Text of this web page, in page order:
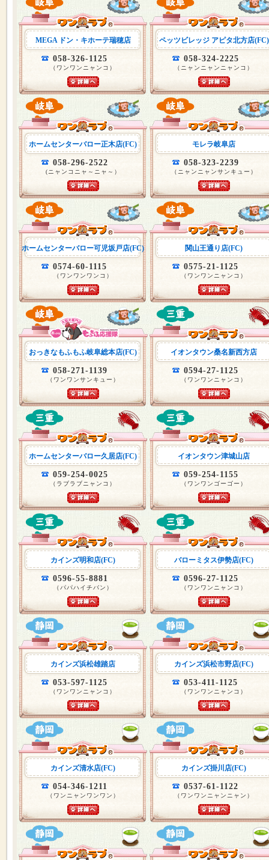
MEGA ドン・キホーテ瑞穂店
058-326-1125
（ワンワンニャンコ）
ペッツビレッジ アピタ北方店(FC)
058-324-2225
（ニャンニャンニャンコ）
ホームセンターバロー正木店(FC)
058-296-2522
(ニャンコニャ～ニャ～）
モレラ岐阜店
058-323-2239
（ニャンニャンサンキュー）
ホームセンターバロー可児坂戸店(FC)
0574-60-1115
（ワンワンワンコ）
関山王通り店(FC)
0575-21-1125
（ワンワンニャンコ）
おっきなもふもふ岐阜総本店(FC)
058-271-1139
（ワンワンサンキュー）
イオンタウン桑名新西方店
0594-27-1125
（ワンワンニャンコ）
ホームセンターバロー久居店(FC)
059-254-0025
（ラブラブニャンコ）
イオンタウン津城山店
059-254-1155
（ワンワンゴーゴー）
カインズ明和店(FC)
0596-55-8881
（パパハイチバン）
バローミタス伊勢店(FC)
0596-27-1125
（ワンワンニャンコ）
カインズ浜松雄踏店
053-597-1125
（ワンワンニャンコ）
カインズ浜松市野店(FC)
053-411-1125
（ワンワンニャンコ）
カインズ清水店(FC)
054-346-1211
（ワンニャンワンワン）
カインズ掛川店(FC)
0537-61-1122
（ワンワンニャンニャン）